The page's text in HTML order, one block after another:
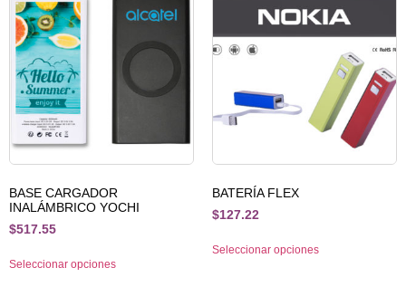
BASE CARGADOR
INALÁMBRICO YOCHI
$517.55
Seleccionar opciones
BATERÍA FLEX
$127.22
Seleccionar opciones